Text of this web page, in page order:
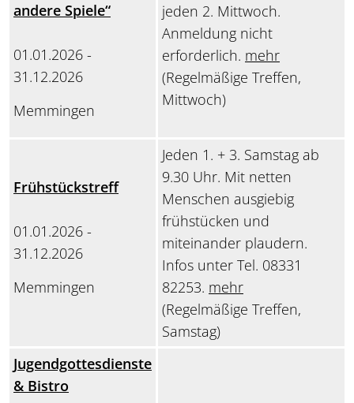
andere Spiele“
01.01.2026 -
31.12.2026
Memmingen
jeden 2. Mittwoch.
Anmeldung nicht
erforderlich. mehr
(Regelmäßige Treffen,
Mittwoch)
Frühstückstreff
01.01.2026 -
31.12.2026
Memmingen
Jeden 1. + 3. Samstag ab
9.30 Uhr. Mit netten
Menschen ausgiebig
frühstücken und
miteinander plaudern.
Infos unter Tel. 08331
82253. mehr
(Regelmäßige Treffen,
Samstag)
Jugendgottesdienste
& Bistro